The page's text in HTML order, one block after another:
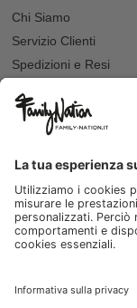
Chi Siamo
Servizio Clienti
Spedizioni e Resi
Recupero password?
Lista regalo e nascita